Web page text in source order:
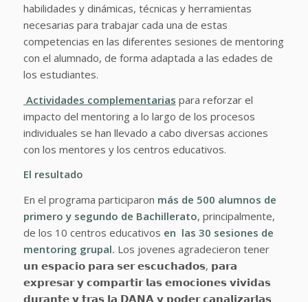
habilidades y dinámicas, técnicas y herramientas
necesarias para trabajar cada una de estas
competencias en las diferentes sesiones de mentoring
con el alumnado, de forma adaptada a las edades de
los estudiantes.
Actividades complementarias para reforzar el
impacto del mentoring a lo largo de los procesos
individuales se han llevado a cabo diversas acciones
con los mentores y los centros educativos.
El resultado
En el programa participaron más de 500 alumnos de
primero y segundo de Bachillerato, principalmente,
de los 10 centros educativos en las 30 sesiones de
mentoring grupal. Los jovenes agradecieron tener
𝘂𝗻 𝗲𝘀𝗽𝗮𝗰𝗶𝗼 𝗽𝗮𝗿𝗮 𝘀𝗲𝗿 𝗲𝘀𝗰𝘂𝗰𝗵𝗮𝗱𝗼𝘀, 𝗽𝗮𝗿𝗮
𝗲𝘅𝗽𝗿𝗲𝘀𝗮𝗿 𝘆 𝗰𝗼𝗺𝗽𝗮𝗿𝘁𝗶𝗿 𝗹𝗮𝘀 𝗲𝗺𝗼𝗰𝗶𝗼𝗻𝗲𝘀 𝘃𝗶𝘃𝗶𝗱𝗮𝘀
𝗱𝘂𝗿𝗮𝗻𝘁𝗲 𝘆 𝘁𝗿𝗮𝘀 𝗹𝗮 𝗗𝗔𝗡𝗔 𝘆 𝗽𝗼𝗱𝗲𝗿 𝗰𝗮𝗻𝗮𝗹𝗶𝘇𝗮𝗿𝗹𝗮𝘀